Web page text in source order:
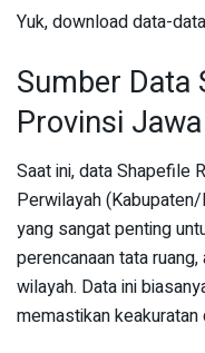
Yuk, download data-
Sumber Data
Provinsi
Saat ini, data Shapefile
Perwilayah
yang sangat penting
perencanaan tata
wilayah. Data ini
memastikan